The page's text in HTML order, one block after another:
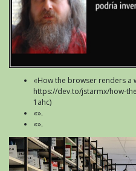
«How the browser renders a
https://dev.to/jstarmx/how-
1ahc)
«».
«».